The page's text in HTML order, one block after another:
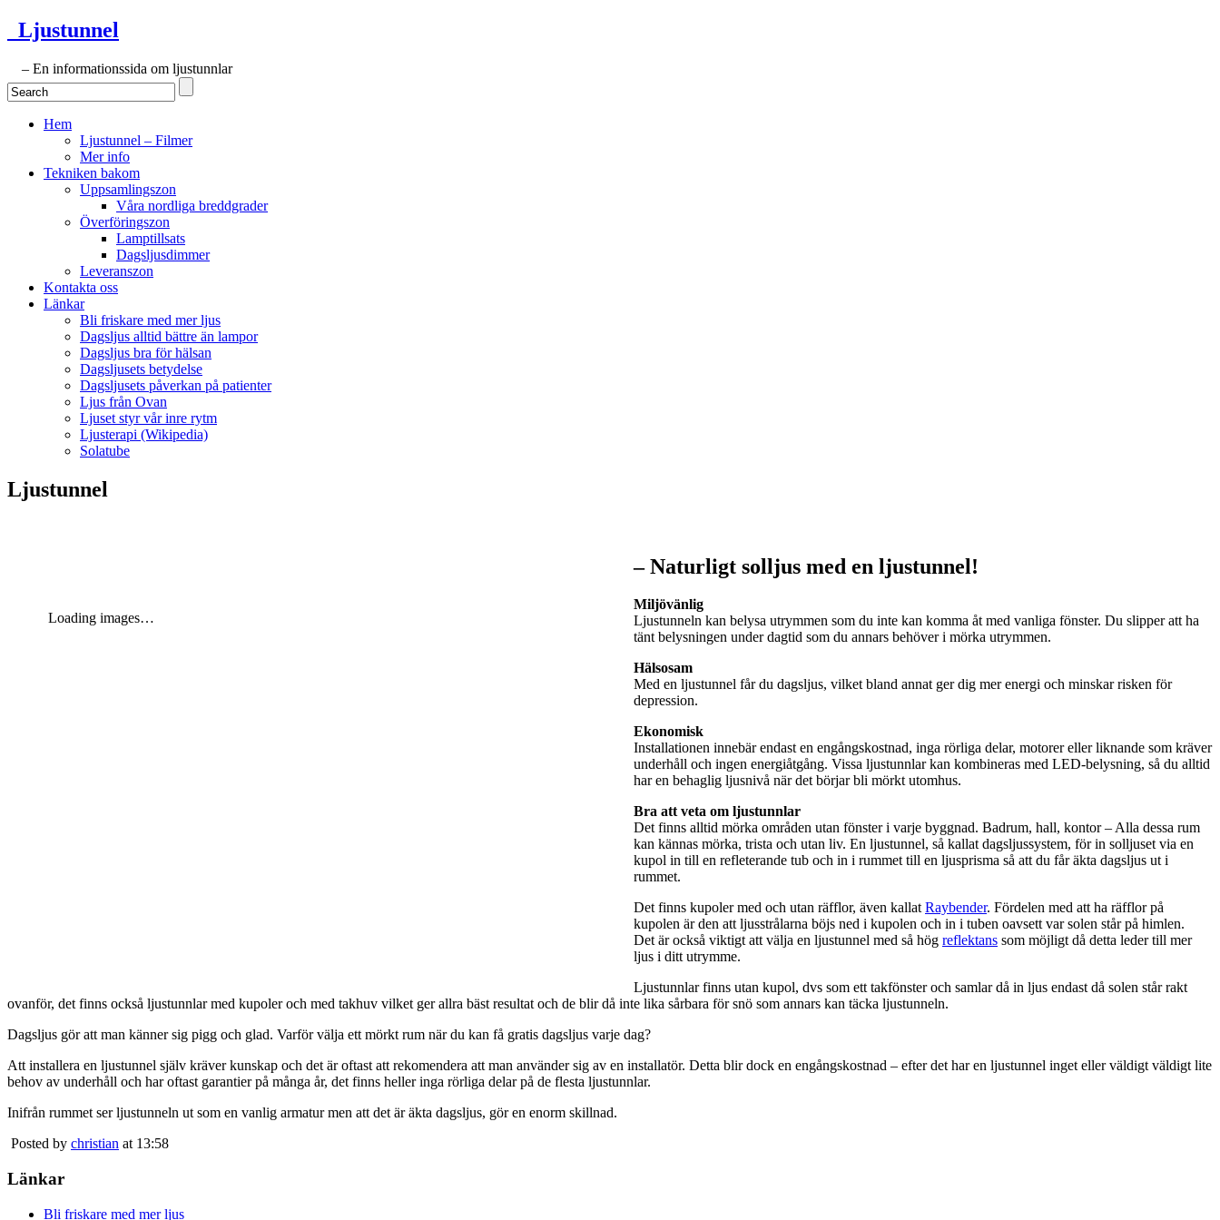
Ljustunnel
– En informationssida om ljustunnlar
Hem
Ljustunnel – Filmer
Mer info
Tekniken bakom
Uppsamlingszon
Våra nordliga breddgrader
Överföringszon
Lamptillsats
Dagsljusdimmer
Leveranszon
Kontakta oss
Länkar
Bli friskare med mer ljus
Dagsljus alltid bättre än lampor
Dagsljus bra för hälsan
Dagsljusets betydelse
Dagsljusets påverkan på patienter
Ljus från Ovan
Ljuset styr vår inre rytm
Ljusterapi (Wikipedia)
Solatube
Ljustunnel
Loading images…
– Naturligt solljus med en ljustunnel!
Miljövänlig
Ljustunneln kan belysa utrymmen som du inte kan komma åt med vanliga fönster. Du slipper att ha
tänt belysningen under dagtid som du annars behöver i mörka utrymmen.
Hälsosam
Med en ljustunnel får du dagsljus, vilket bland annat ger dig mer energi och minskar risken för
depression.
Ekonomisk
Installationen innebär endast en engångskostnad, inga rörliga delar, motorer eller liknande som kräver
underhåll och ingen energiåtgång. Vissa ljustunnlar kan kombineras med LED-belysning, så du alltid
har en behaglig ljusnivå när det börjar bli mörkt utomhus.
Bra att veta om ljustunnlar
Det finns alltid mörka områden utan fönster i varje byggnad. Badrum, hall, kontor – Alla dessa rum
kan kännas mörka, trista och utan liv. En ljustunnel, så kallat dagsljussystem, för in solljuset via en
kupol in till en refleterande tub och in i rummet till en ljusprisma så att du får äkta dagsljus ut i
rummet.
Det finns kupoler med och utan räfflor, även kallatRaybender. Fördelen med att ha räfflor på
kupolen är den att ljusstrålarna böjs ned i kupolen och in i tuben oavsett var solen står på himlen.
Det är också viktigt att välja en ljustunnel med så hög reflektans som möjligt då detta leder till mer
ljus i ditt utrymme.
Ljustunnlar finns utan kupol, dvs som ett takfönster och samlar då in ljus endast då solen står rakt
ovanför, det finns också ljustunnlar med kupoler och med takhuv vilket ger allra bäst resultat och de blir då inte lika sårbara för snö som annars kan täcka ljustunneln.
Dagsljus gör att man känner sig pigg och glad. Varför välja ett mörkt rum när du kan få gratis dagsljus varje dag?
Att installera en ljustunnel själv kräver kunskap och det är oftast att rekomendera att man använder sig av en installatör. Detta blir dock en engångskostnad – efter det har en ljustunnel inget eller väldigt väldigt lite
behov av underhåll och har oftast garantier på många år, det finns heller inga rörliga delar på de flesta ljustunnlar.
Inifrån rummet ser ljustunneln ut som en vanlig armatur men att det är äkta dagsljus, gör en enorm skillnad.
Posted by christian at 13:58
Länkar
Bli friskare med mer ljus